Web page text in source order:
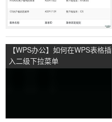
【WPS办公】如何在WPS表格插
入二级下拉菜单